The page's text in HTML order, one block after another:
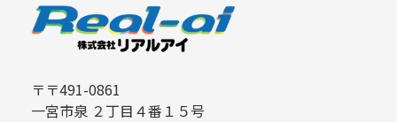
〒〒491-0861
一宮市泉 ２丁目４番１５号